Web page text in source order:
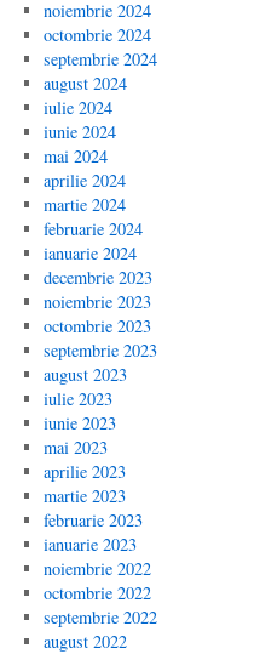
noiembrie 2024
octombrie 2024
septembrie 2024
august 2024
iulie 2024
iunie 2024
mai 2024
aprilie 2024
martie 2024
februarie 2024
ianuarie 2024
decembrie 2023
noiembrie 2023
octombrie 2023
septembrie 2023
august 2023
iulie 2023
iunie 2023
mai 2023
aprilie 2023
martie 2023
februarie 2023
ianuarie 2023
noiembrie 2022
octombrie 2022
septembrie 2022
august 2022